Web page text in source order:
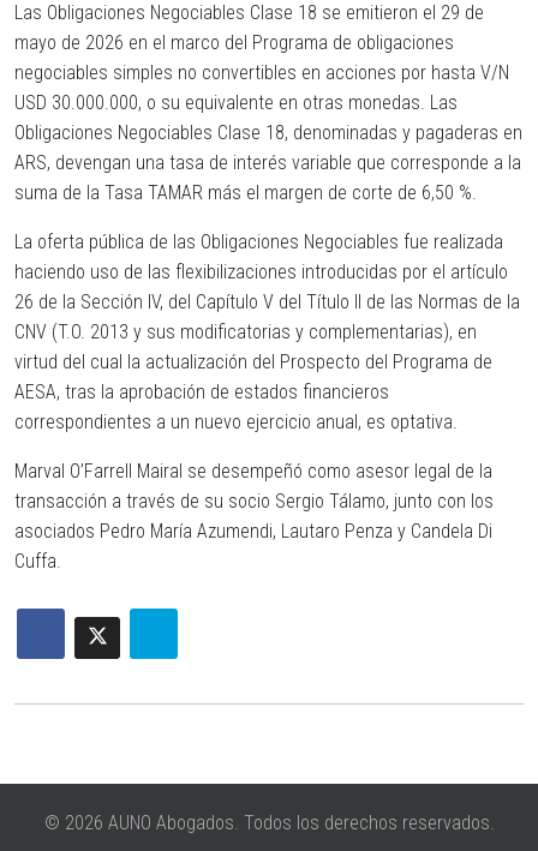
Las Obligaciones Negociables Clase 18 se emitieron el 29 de
mayo de 2026 en el marco del Programa de obligaciones
negociables simples no convertibles en acciones por hasta V/N
USD 30.000.000, o su equivalente en otras monedas. Las
Obligaciones Negociables Clase 18, denominadas y pagaderas en
ARS, devengan una tasa de interés variable que corresponde a la
suma de la Tasa TAMAR más el margen de corte de 6,50 %.
La oferta pública de las Obligaciones Negociables fue realizada
haciendo uso de las flexibilizaciones introducidas por el artículo
26 de la Sección IV, del Capítulo V del Título II de las Normas de la
CNV (T.O. 2013 y sus modificatorias y complementarias), en
virtud del cual la actualización del Prospecto del Programa de
AESA, tras la aprobación de estados financieros
correspondientes a un nuevo ejercicio anual, es optativa.
Marval O’Farrell Mairal se desempeñó como asesor legal de la
transacción a través de su socio Sergio Tálamo, junto con los
asociados Pedro María Azumendi, Lautaro Penza y Candela Di
Cuffa.
© 2026 AUNO Abogados. Todos los derechos reservados.